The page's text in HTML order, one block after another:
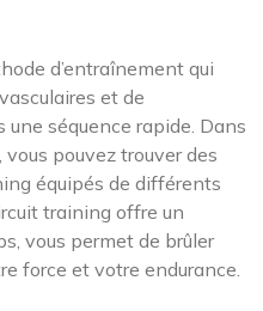
d’entraînement qui
et de
séquence rapide. Dans
pouvez trouver des
équipés de différents
training offre un
vous permet de brûler
force et votre endurance.